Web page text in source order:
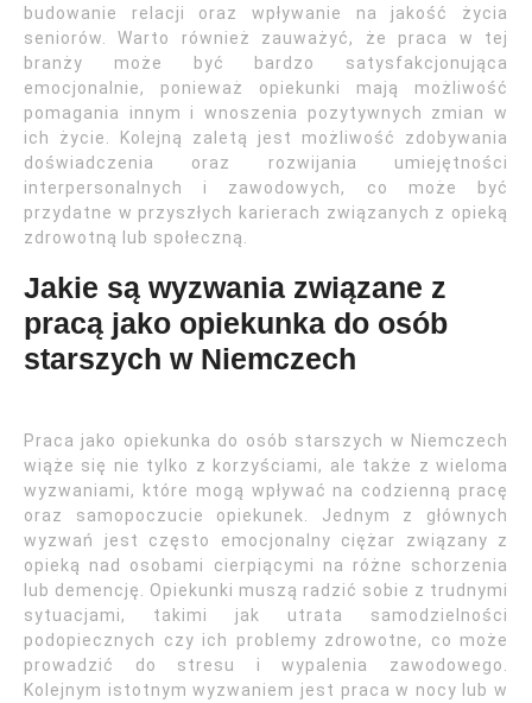
budowanie relacji oraz wpływanie na jakość życia
seniorów. Warto również zauważyć, że praca w tej
branży może być bardzo satysfakcjonująca
emocjonalnie, ponieważ opiekunki mają możliwość
pomagania innym i wnoszenia pozytywnych zmian w
ich życie. Kolejną zaletą jest możliwość zdobywania
doświadczenia oraz rozwijania umiejętności
interpersonalnych i zawodowych, co może być
przydatne w przyszłych karierach związanych z opieką
zdrowotną lub społeczną.
Jakie są wyzwania związane z
pracą jako opiekunka do osób
starszych w Niemczech
Praca jako opiekunka do osób starszych w Niemczech
wiąże się nie tylko z korzyściami, ale także z wieloma
wyzwaniami, które mogą wpływać na codzienną pracę
oraz samopoczucie opiekunek. Jednym z głównych
wyzwań jest często emocjonalny ciężar związany z
opieką nad osobami cierpiącymi na różne schorzenia
lub demencję. Opiekunki muszą radzić sobie z trudnymi
sytuacjami, takimi jak utrata samodzielności
podopiecznych czy ich problemy zdrowotne, co może
prowadzić do stresu i wypalenia zawodowego.
Kolejnym istotnym wyzwaniem jest praca w nocy lub w